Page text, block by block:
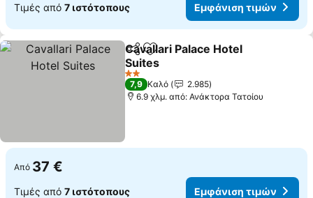
Τιμές από 7 ιστότοπους Εμφάνιση τιμών
Κοινοποίηση
Προσθήκη στα αγαπημένα
Cavallari Palace Hotel
Suites
Εμφάνιση τιμών
2 Αστέρια
7,9 Καλό
2.985
6.9 χλμ. από: Ανάκτορα Τατοίου
Από 37 €
Τιμές από 7 ιστότοπους Εμφάνιση τιμών